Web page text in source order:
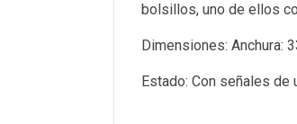
bolsillos, uno de ellos
Dimensiones: Anchura:
Estado: Con señales de